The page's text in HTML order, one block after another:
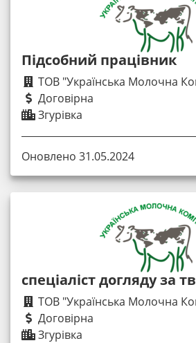
Підсобний працівник
ТОВ "Українська Молочна
Договірна
Згурівка
Оновлено 31.05.2024
спеціаліст догляду за
ТОВ "Українська Молочна
Договірна
Згурівка